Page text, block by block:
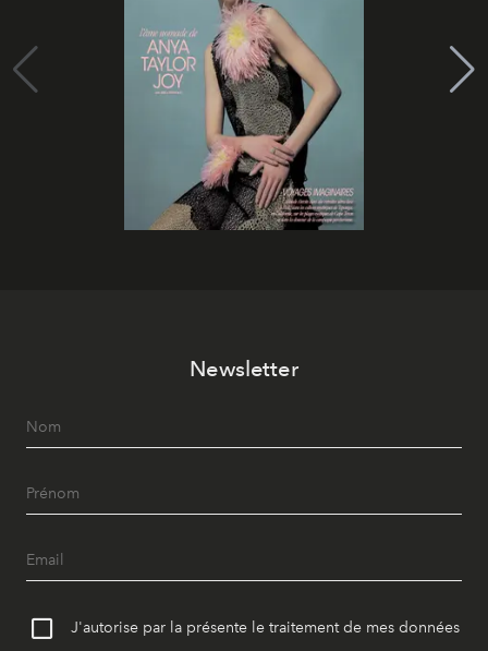
Newsletter
J'autorise par la présente le traitement de mes données